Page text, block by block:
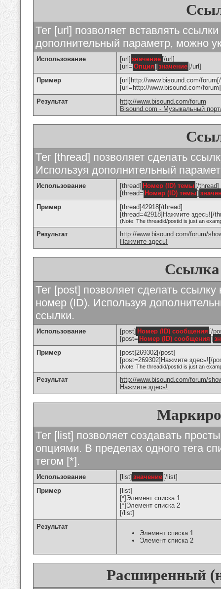
Тег [url] позволяет вставлять
дополнительный параметр, можно
Использование [url] значение [/url]
[url= Опция ] значение [/url]
Пример
[url]http://www.bisound.com/
[url=http://www.bisound.com/
Результат
http://www.bisound.com/forum
Bisound.com - Музыкальный
Тег [thread] позволяет сделать
Используя дополнительный
Использование [thread] Номер (ID) темы [/thread]
[thread= Номер (ID) темы]
Пример
[thread]42918[/thread]
[thread=42918]Нажмите здесь![/
(Note: The threadid/postid is just an
Результат
http://www.bisound.com/forum/
Нажмите здесь!
Ссылка
Тег [post] позволяет сделать
номер (ID). Используя
ссылки.
Использование [post] Номер (ID) сообщения [/
[post= Номер (ID) сообщения ]
Пример
[post]269302[/post]
[post=269302]Нажмите здесь![/
(Note: The threadid/postid is just an
Результат
http://www.bisound.com/forum/
Нажмите здесь!
Тег [list] позволяет создавать
опциями. В пределах одного тега
тегом [*].
Использование [list] значение [/list]
Пример
[list]
[*]Элемент списка 1
[*]Элемент списка 2
[/list]
Результат
Элемент списка 1
Элемент списка 2
Расширенный